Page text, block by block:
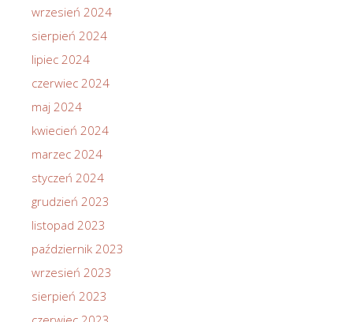
wrzesień 2024
sierpień 2024
lipiec 2024
czerwiec 2024
maj 2024
kwiecień 2024
marzec 2024
styczeń 2024
grudzień 2023
listopad 2023
październik 2023
wrzesień 2023
sierpień 2023